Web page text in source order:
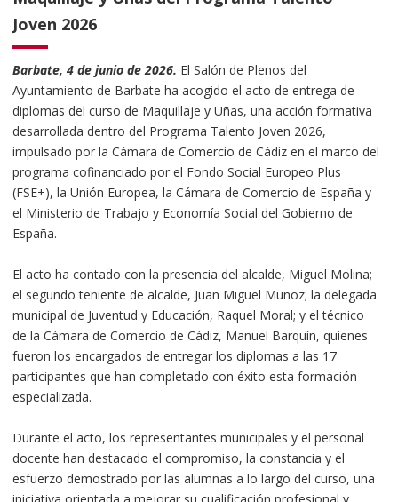
Joven 2026
Barbate, 4 de junio de 2026. El Salón de Plenos del
Ayuntamiento de Barbate ha acogido el acto de entrega de
diplomas del curso de Maquillaje y Uñas, una acción formativa
desarrollada dentro del Programa Talento Joven 2026,
impulsado por la Cámara de Comercio de Cádiz en el marco del
programa cofinanciado por el Fondo Social Europeo Plus
(FSE+), la Unión Europea, la Cámara de Comercio de España y
el Ministerio de Trabajo y Economía Social del Gobierno de
España.
El acto ha contado con la presencia del alcalde, Miguel Molina;
el segundo teniente de alcalde, Juan Miguel Muñoz; la delegada
municipal de Juventud y Educación, Raquel Moral; y el técnico
de la Cámara de Comercio de Cádiz, Manuel Barquín, quienes
fueron los encargados de entregar los diplomas a las 17
participantes que han completado con éxito esta formación
especializada.
Durante el acto, los representantes municipales y el personal
docente han destacado el compromiso, la constancia y el
esfuerzo demostrado por las alumnas a lo largo del curso, una